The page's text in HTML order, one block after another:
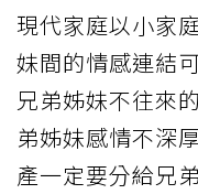
現代家庭以小家
妹間的情感連結
兄弟姊妹不往來
弟姊妹感情不深
產一定要分給兄